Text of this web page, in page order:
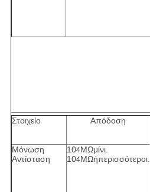
Στοιχείο Απόδοση
Μόνωση
Αντίσταση
104MΩμίνι.
104MΩήπερισσότεροι.